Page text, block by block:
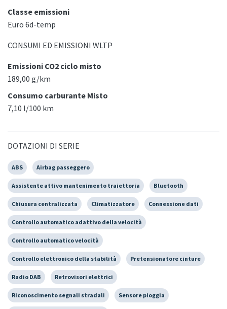
Classe emissioni
Euro 6d-temp
CONSUMI ED EMISSIONI WLTP
Emissioni CO2 ciclo misto
189,00 g/km
Consumo carburante Misto
7,10 l/100 km
DOTAZIONI DI SERIE
ABS Airbag passeggero
Assistente attivo mantenimento traiettoria Bluetooth
Chiusura centralizzata Climatizzatore Connessione dati
Controllo automatico adattivo della velocità
Controllo automatico velocità
Controllo elettronico della stabilità Pretensionatore cinture
Radio DAB Retrovisori elettrici
Riconoscimento segnali stradali Sensore pioggia